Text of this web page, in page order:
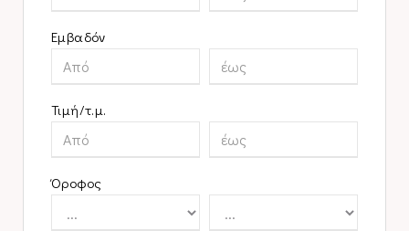
Εμβαδόν
Τιμή/τ.μ.
Όροφος